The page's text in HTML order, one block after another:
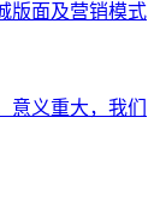
版面及营销模式
义重大，我们